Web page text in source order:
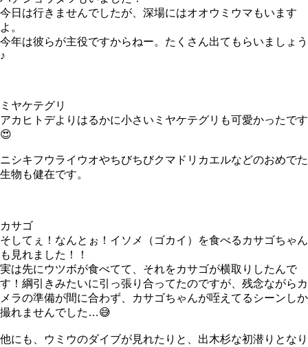
今日は行きませんでしたが、深場にはオオウミウマもいます
よ。
今年は彼らが主役ですからねー。たくさん出てもらいましょう
♪
ミヤケテグリ
アカヒトデよりはるかに小さいミヤケテグリも可愛かったです
😍
ニシキフウライウオやちびちびクマドリカエルなどのおめでた
生物も健在です。
カサゴ
そしてぇ！なんとぉ！イソメ（ゴカイ）を食べるカサゴちゃん
も見れました！！
実は先にウツボが食べてて、それをカサゴが横取りしたんで
す！綱引きみたいに引っ張り合ってたのですが、残念ながらカ
メラの準備が間に合わず、カサゴちゃんが咥えてるシーンしか
撮れませんでした…😅
他にも、ウミウのダイブが見れたりと、出木杉な初潜りとなり